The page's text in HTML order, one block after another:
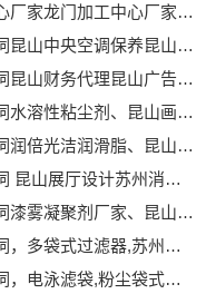
厂家龙门加工中心厂家…
昆山中央空调保养昆山…
昆山财务代理昆山广告…
水溶性粘尘剂、昆山画…
润倍光洁润滑脂、昆山…
昆山展厅设计苏州消…
漆雾凝聚剂厂家、昆山…
，多袋式过滤器,苏州…
，电泳滤袋,粉尘袋式…